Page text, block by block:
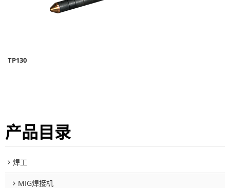
TP130
产品目录
焊工
MIG焊接机